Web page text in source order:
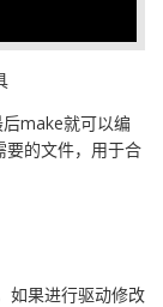
make就可以编
的文件，用于合
如果进行驱动修改